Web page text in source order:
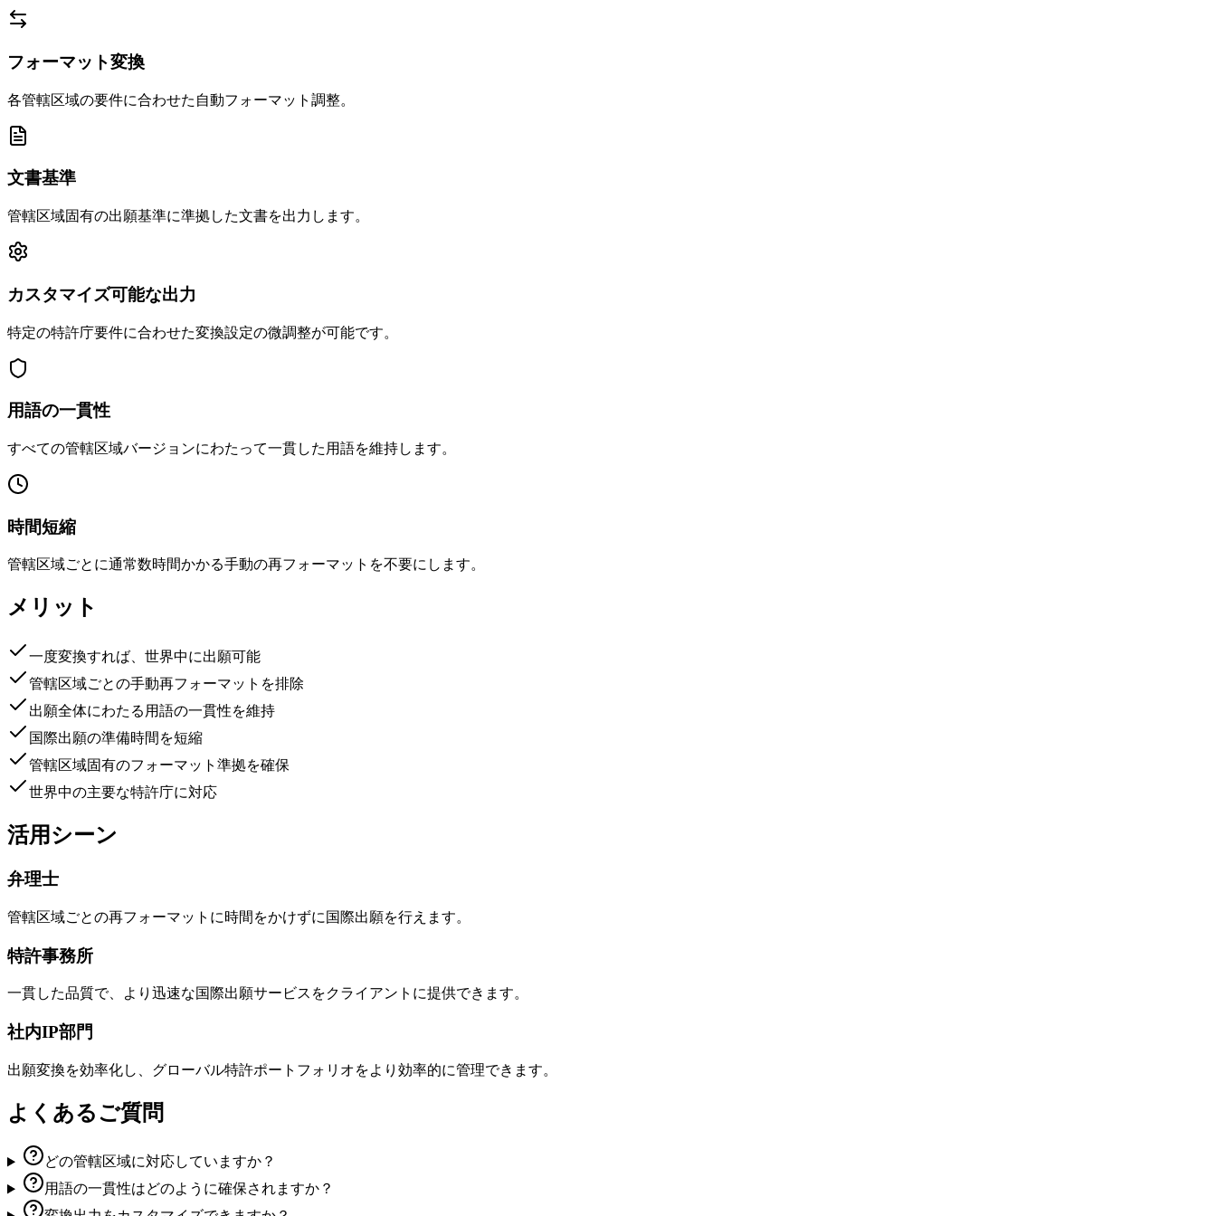
フォーマット変換
各管轄区域の要件に合わせた自動フォーマット調整。
文書基準
管轄区域固有の出願基準に準拠した文書を出力します。
カスタマイズ可能な出力
特定の特許庁要件に合わせた変換設定の微調整が可能です。
用語の一貫性
すべての管轄区域バージョンにわたって一貫した用語を維持します。
時間短縮
管轄区域ごとに通常数時間かかる手動の再フォーマットを不要にします。
メリット
一度変換すれば、世界中に出願可能
管轄区域ごとの手動再フォーマットを排除
出願全体にわたる用語の一貫性を維持
国際出願の準備時間を短縮
管轄区域固有のフォーマット準拠を確保
世界中の主要な特許庁に対応
活用シーン
弁理士
管轄区域ごとの再フォーマットに時間をかけずに国際出願を行えます。
特許事務所
一貫した品質で、より迅速な国際出願サービスをクライアントに提供できます。
社内IP部門
出願変換を効率化し、グローバル特許ポートフォリオをより効率的に管理できます。
よくあるご質問
どの管轄区域に対応していますか？
用語の一貫性はどのように確保されますか？